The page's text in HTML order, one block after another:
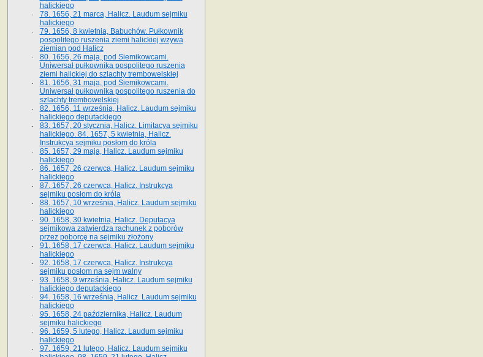
halickiego
78. 1656, 21 marca, Halicz. Laudum sejmiku
halickiego
79. 1656, 8 kwietnia, Babuchów. Pułkownik
pospolitego ruszenia ziemi halickiej wzywa
ziemian pod Halicz
80. 1656, 26 maja, pod Siemikowcami.
Uniwersał pułkownika pospolitego ruszenia
ziemi halickiej do szlachty trembowelskiej
81. 1656, 31 maja, pod Siemikowcami.
Uniwersał pułkownika pospolitego ruszenia do
szlachty trembowelskiej
82. 1656, 11 września, Halicz. Laudum sejmiku
halickiego deputackiego
83. 1657, 20 stycznia, Halicz. Limitacya sejmiku
halickiego. 84. 1657, 5 kwietnia, Halicz.
Instrukcya sejmiku posłom do króla
85. 1657, 29 maja, Halicz. Laudum sejmiku
halickiego
86. 1657, 26 czerwca, Halicz. Laudum sejmiku
halickiego
87. 1657, 26 czerwca, Halicz. Instrukcya
sejmiku posłom do króla
88. 1657, 10 września, Halicz. Laudum sejmiku
halickiego
90. 1658, 30 kwietnia, Halicz. Deputacya
sejmikowa zatwierdza rachunek z poborów
przez poborcę na sejmiku złożony
91. 1658, 17 czerwca, Halicz. Laudum sejmiku
halickiego
92. 1658, 17 czerwca, Halicz. Instrukcya
sejmiku posłom na sejm walny
93. 1658, 9 września, Halicz. Laudum sejmiku
halickiego deputackiego
94. 1658, 16 września, Halicz. Laudum sejmiku
halickiego
95. 1658, 24 października, Halicz. Laudum
sejmiku halickiego
96. 1659, 5 lutego, Halicz. Laudum sejmiku
halickiego
97. 1659, 21 lutego, Halicz. Laudum sejmiku